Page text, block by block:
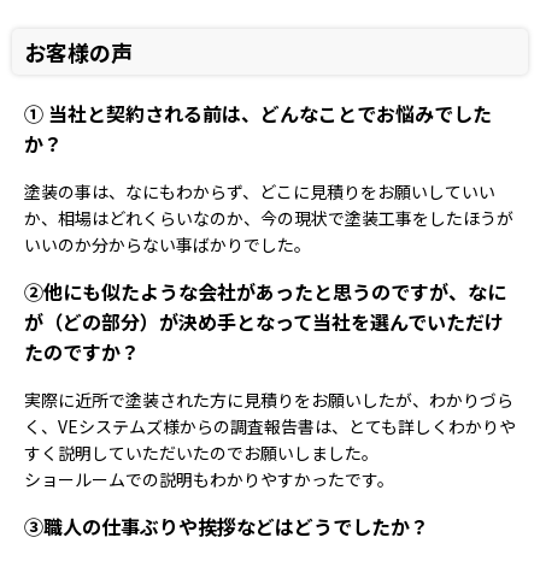
お客様の声
① 当社と契約される前は、どんなことでお悩みでした
か？
塗装の事は、なにもわからず、どこに見積りをお願いしていい
か、相場はどれくらいなのか、今の現状で塗装工事をしたほうが
いいのか分からない事ばかりでした。
②他にも似たような会社があったと思うのですが、なに
が（どの部分）が決め手となって当社を選んでいただけ
たのですか？
実際に近所で塗装された方に見積りをお願いしたが、わかりづら
く、VEシステムズ様からの調査報告書は、とても詳しくわかりや
すく説明していただいたのでお願いしました。
ショールームでの説明もわかりやすかったです。
③職人の仕事ぶりや挨拶などはどうでしたか？